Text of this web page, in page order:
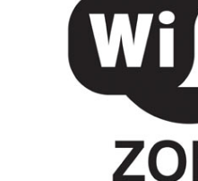
UNA
WIFI
PÚBLICA